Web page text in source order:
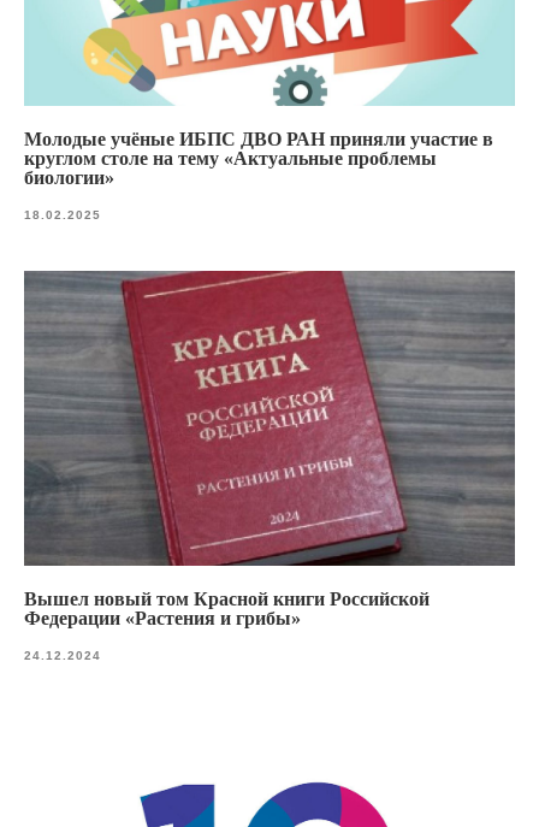
Молодые учёные ИБПС ДВО РАН приняли участие в
круглом столе на тему «Актуальные проблемы
биологии»
18.02.2025
Вышел новый том Красной книги Российской
Федерации «Растения и грибы»
24.12.2024